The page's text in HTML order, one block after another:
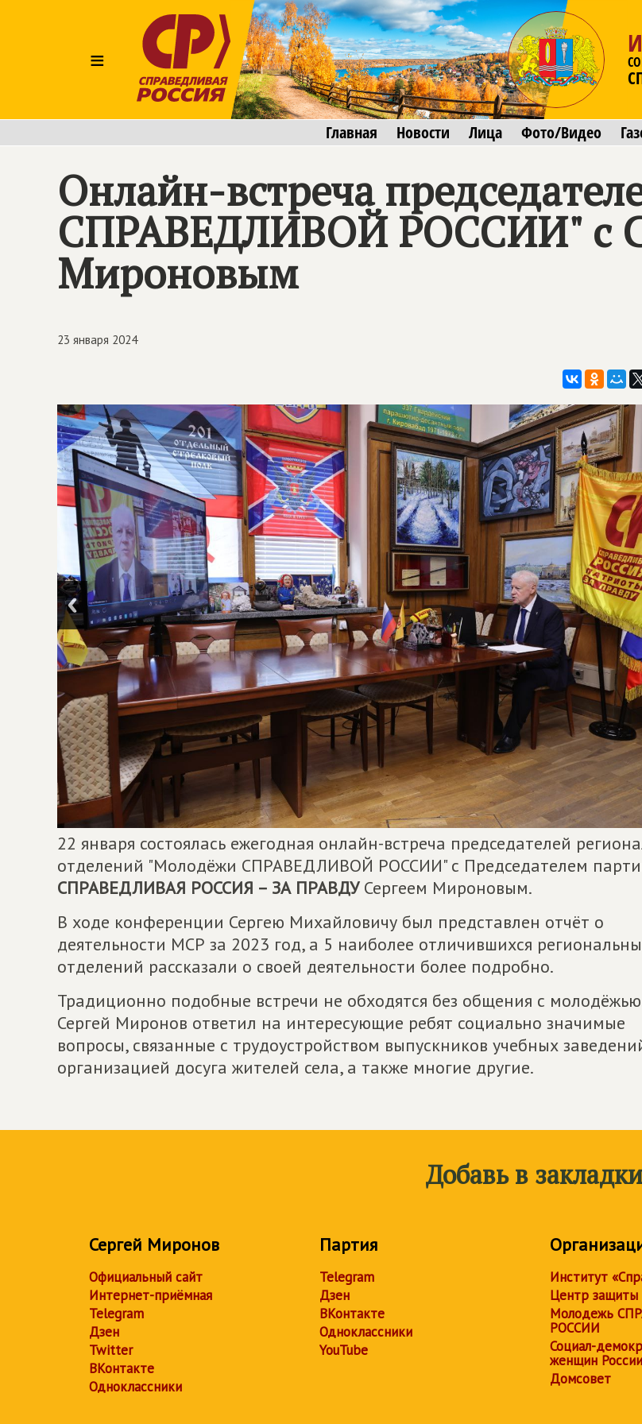
≡
Главная Новости Лица Фото/Видео
Онлайн-встреча
СПРАВЕДЛИВОЙ РОССИИ" с
Мироновым
23 января 2024
22 января состоялась ежегодная онлайн-встреча председателей
отделений "Молодёжи СПРАВЕДЛИВОЙ РОССИИ" с Председателем
СПРАВЕДЛИВАЯ РОССИЯ – ЗА ПРАВДУСергеем Мироновым.
В ходе конференции Сергею Михайловичу был представлен отчёт о
деятельности МСР за 2023 год, а 5 наиболее отличившихся
отделений рассказали о своей деятельности более подробно.
Традиционно подобные встречи не обходятся без общения с
Сергей Миронов ответил на интересующие ребят социально значимые
вопросы, связанные с трудоустройством выпускников учебных
организацией досуга жителей села, а также многие другие.
Добавь в закладки
Сергей Миронов
Официальный сайт
Интернет-приёмная
Telegram
Дзен
Twitter
ВКонтакте
Одноклассники
Партия
Telegram
Дзен
ВКонтакте
Одноклассники
YouTube
Институт
Центр защиты
Молодежь
РОССИИ
Социал-
женщин России
Домсовет